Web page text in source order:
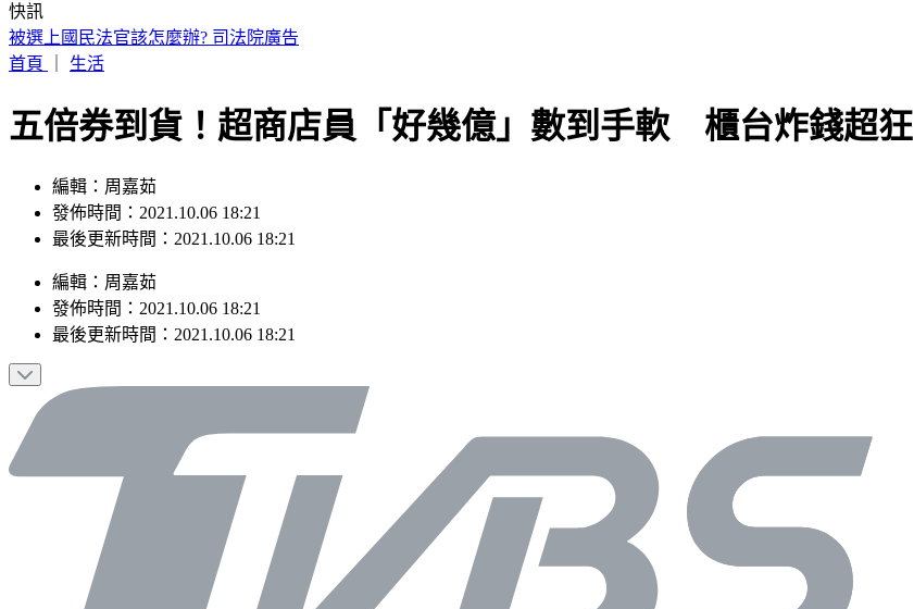
快訊
被選上國民法官該怎麼辦? 司法院廣告
首頁
生活
五倍券到貨！超商店員「好幾億」數到手軟 櫃台炸錢超狂
編輯：周嘉茹
發佈時間：2021.10.06 18:21
最後更新時間：2021.10.06 18:21
編輯 ： 周嘉茹
發佈時間： 2021.10.06 18:21
最後更新時間： 2021.10.06 18:21